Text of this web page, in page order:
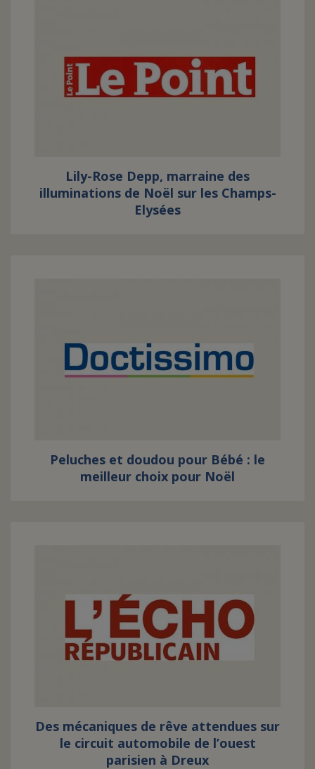
Lily-Rose Depp, marraine des
illuminations de Noël sur les Champs-
Elysées
Peluches et doudou pour Bébé : le
meilleur choix pour Noël
Des mécaniques de rêve attendues sur
le circuit automobile de l’ouest
parisien à Dreux